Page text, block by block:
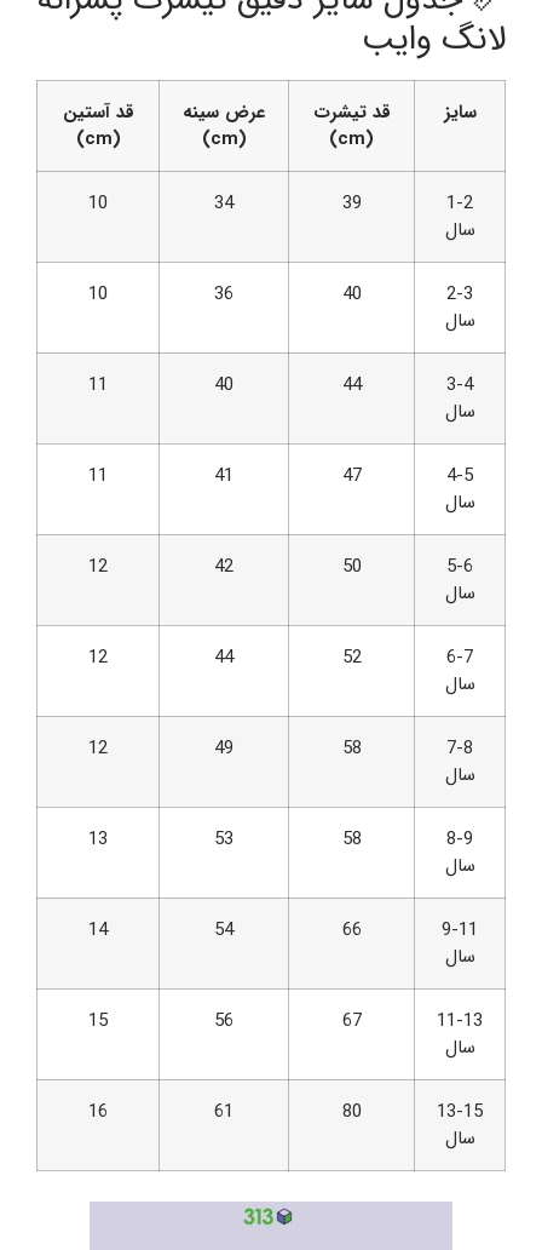
لانگ وایب
سایز
قد تیشرت
(cm)
عرض سینه
(cm)
قد آستین
(cm)
1-2
سال
39
34
10
2-3
سال
40
36
10
3-4
سال
44
40
11
4-5
سال
47
41
11
5-6
سال
50
42
12
6-7
سال
52
44
12
7-8
سال
58
49
12
8-9
سال
58
53
13
9-11
سال
66
54
14
11-13
سال
67
56
15
13-15
سال
80
61
16